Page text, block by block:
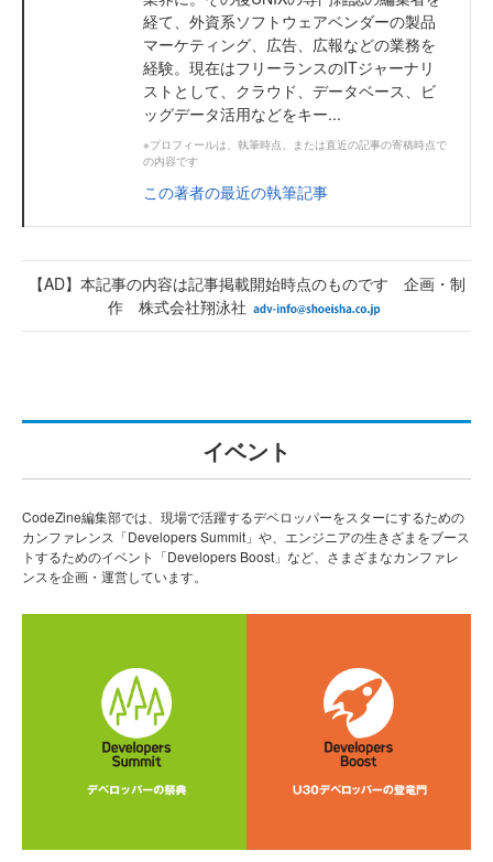
経て、外資系ソフトウェアベンダーの製品
マーケティング、広告、広報などの業務を
経験。現在はフリーランスのITジャーナリ
ストとして、クラウド、データベース、ビ
ッグデータ活用などをキー...
※プロフィールは、執筆時点、または直近の記事の寄稿時点で
の内容です
この著者の最近の執筆記事
【AD】本記事の内容は記事掲載開始時点のものです 企画・制
作 株式会社翔泳社
イベント
CodeZine編集部では、現場で活躍するデベロッパーをスターにするための
カンファレンス「Developers Summit」や、エンジニアの生きざまをブース
トするためのイベント「Developers Boost」など、さまざまなカンファレ
ンスを企画・運営しています。